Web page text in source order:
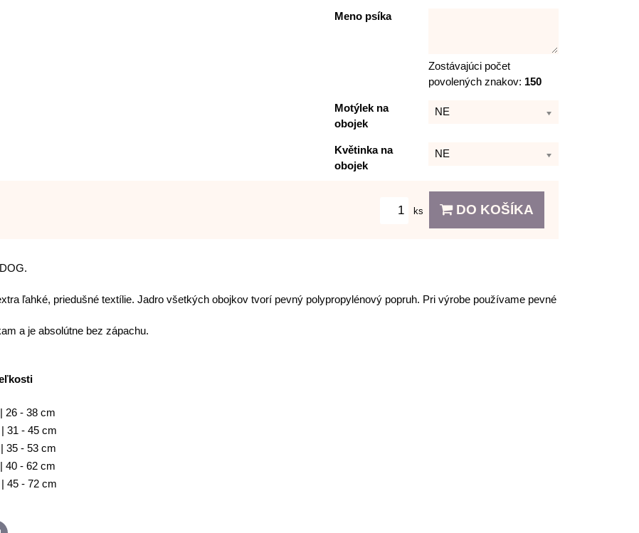
Meno psíka
Zostávajúci počet
povolených znakov: 150
Motýlek na
obojek
NE
Květinka na
obojek
NE
ks DO KOŠÍKA
ľahké, priedušné textílie. Jadro všetkých obojkov tvorí pevný polypropylénový popruh. Pri výrobe používame pevné
a je absolútne bez zápachu.
26 - 38 cm
31 - 45 cm
35 - 53 cm
- 62 cm
45 - 72 cm